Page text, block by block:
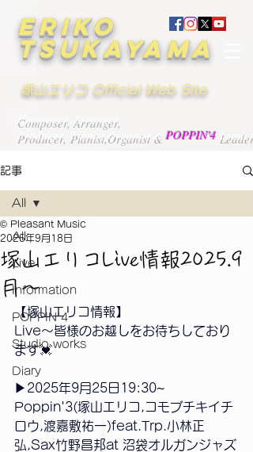
ERIKO
TSUKAYAMA
塚山エリコ Official Web Site
Composer, Arranger,
Producer, Pianist,Organist &POPPIN'4 Leader
記事
All
Live
Information
POPPIN'4
Studio works
Diary
All
塚山エリコLive情報2025.9
月〜
© Pleasant Music
2025年9月18日
【塚山エリコ情報】
Live〜皆様のお越しをお待ちしており
ます💓
▶2025年9月25日19:30~
Poppin'3(塚山エリコ,コモブチキイチ
ロウ,渡嘉敷祐一)feat.Trp.小林正
弘,Sax竹野昌邦at 沼袋オルガンジャズ